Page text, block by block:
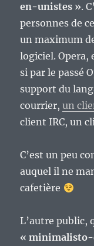
en-unistes ».
personnes de
un maximum
logiciel. Opera,
si par le passé
support du
courrier,un
client IRC, un
C’est un peu
auquel il ne
cafetière
L’autre public,
« minimalisto-